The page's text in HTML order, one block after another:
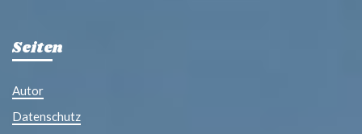
Seiten
Autor
Datenschutz